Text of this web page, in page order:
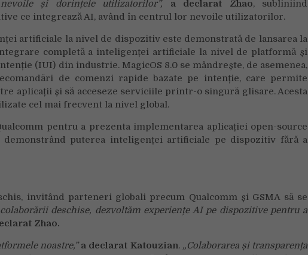
și dorințele utilizatorilor”,
a declarat Zhao, subliniind
ce integrează AI, având în centrul lor nevoile utilizatorilor.
artificiale la nivel de dispozitiv este demonstrată de lansarea la
completă a inteligenței artificiale la nivel de platformă și
(IUI) din industrie. MagicOS 8.0 se mândrește, de asemenea,
de comenzi rapide bazate pe intenție, care permite
aplicații și să acceseze serviciile printr-o singură glisare. Acesta
cel mai frecvent la nivel global.
pentru a prezenta implementarea aplicației open-source
demonstrând puterea inteligenței artificiale pe dispozitiv fără a
invitând parteneri globali precum Qualcomm și GSMA să se
deschise, dezvoltăm experiențe AI pe dispozitive pentru a
Zhao.
noastre,”a declarat Katouzian. „Colaborarea și transparența